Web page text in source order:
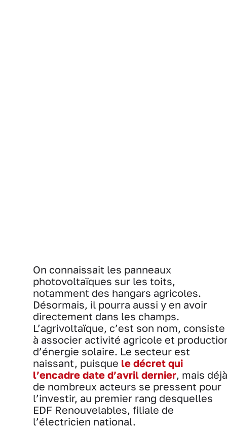
On connaissait les panneaux
photovoltaïques sur les toits,
notamment des hangars agricoles.
Désormais, il pourra aussi y en avoir
directement dans les champs.
L’agrivoltaïque, c’est son nom, consiste
à associer activité agricole et
d’énergie solaire. Le secteur est
naissant, puisque le décret qui
l’encadre date d’avril dernier, mais
de nombreux acteurs se pressent pour
l’investir, au premier rang desquelles
EDF Renouvelables, filiale de
l’électricien national.